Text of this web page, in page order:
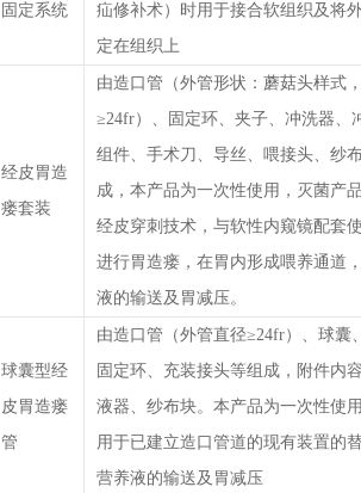
固定系统
疝修补术）时用于接合软组织及将
定在组织上
经皮胃造
瘘套装
由造口管（外管形状：蘑菇头样式
≥24fr）、固定环、夹子、冲洗器、
组件、手术刀、导丝、喂接头、纱
成，本产品为一次性使用，灭菌产
经皮穿刺技术，与软性内窥镜配套
进行胃造瘘，在胃内形成喂养通道
液的输送及胃减压。
球囊型经
皮胃造瘘
管
由造口管（外管直径≥24fr）、球囊
固定环、充装接头等组成，附件内
液器、纱布块。本产品为一次性使
用于已建立造口管道的现有装置的
营养液的输送及胃减压